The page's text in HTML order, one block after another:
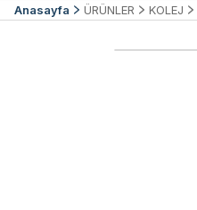
Anasayfa ÜRÜNLER KOLEJ